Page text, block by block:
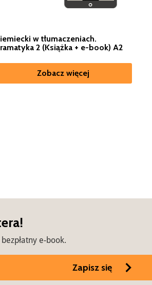
w tłumaczeniach.
2 (Książka + e-book) A2
Zobacz więcej
e-book.
Zapisz się